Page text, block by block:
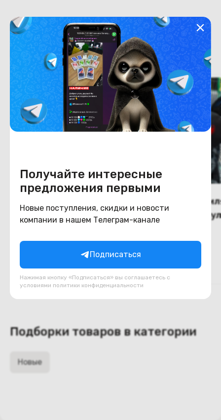
Получайте интересные
предложения первыми
Новые поступления, скидки и новости
компании в нашем Телеграм-канале
Подписаться
Нажимая кнопку «Подписаться» вы соглашаетесь с
условиями политики конфиденциальности
Похожие товары
настольный на клипсе
В корзину
40
(новый.)
напольный с
(чёрный)
В корзину
Подборки товаров в категории
Новые